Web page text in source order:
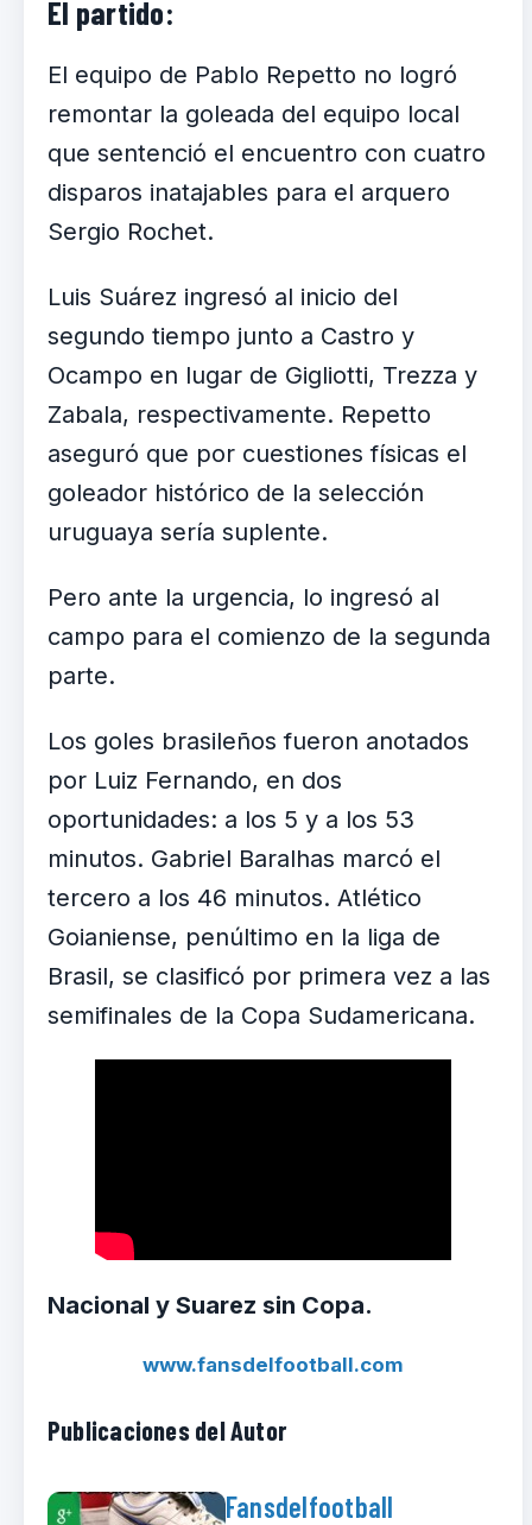
El partido:
El equipo de Pablo Repetto no logró
remontar la goleada del equipo local
que sentenció el encuentro con cuatro
disparos inatajables para el arquero
Sergio Rochet.
Luis Suárez ingresó al inicio del
segundo tiempo junto a Castro y
Ocampo en lugar de Gigliotti, Trezza y
Zabala, respectivamente. Repetto
aseguró que por cuestiones físicas el
goleador histórico de la selección
uruguaya sería suplente.
Pero ante la urgencia, lo ingresó al
campo para el comienzo de la segunda
parte.
Los goles brasileños fueron anotados
por Luiz Fernando, en dos
oportunidades: a los 5 y a los 53
minutos. Gabriel Baralhas marcó el
tercero a los 46 minutos. Atlético
Goianiense, penúltimo en la liga de
Brasil, se clasificó por primera vez a las
semifinales de la Copa Sudamericana.
Nacional y Suarez sin Copa.
www.fansdelfootball.com
Publicaciones del Autor
Fansdelfootball